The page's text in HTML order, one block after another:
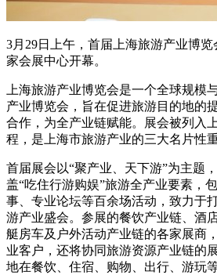
3月29日上午，首届上海旅游产业博
家会展中心开幕。
上海旅游产业博览会是一个全球规模
产业博览会，旨在促进旅游目的地的
合作，为全产业链赋能。展会被列入
程，是上海市旅游产业的三大名片性
首届展会以“聚产业、天下游”为主题
盖“吃住行游购娱”旅游全产业要素，
事、专业论坛等百余场活动，致力于
游产业盛会。参展的餐饮产业链、酒
艇房车及户外活动产业链的各家展商
业客户，还将协同旅游资源产业链的
地在餐饮、住宿、购物、出行、游玩